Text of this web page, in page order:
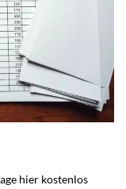
hier kostenlos